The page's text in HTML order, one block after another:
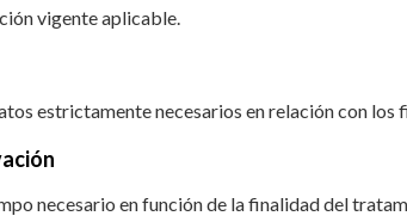
vigente aplicable.
estrictamente necesarios en relación con
necesario en función de la finalidad del